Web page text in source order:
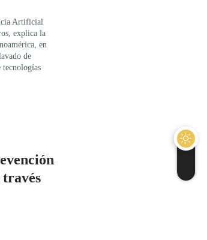
Artificial
explica la
en
de